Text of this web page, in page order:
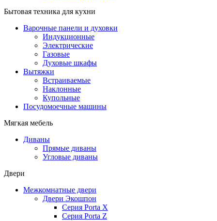
Бытовая техника для кухни
Варочные панели и духовки
Индукционные
Электрические
Газовые
Духовые шкафы
Вытяжки
Встраиваемые
Наклонные
Купольные
Посудомоечные машины
Мягкая мебель
Диваны
Прямые диваны
Угловые диваны
Двери
Межкомнатные двери
Двери Экошпон
Серия Porta X
Серия Porta Z